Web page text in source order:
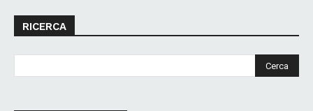
RICERCA